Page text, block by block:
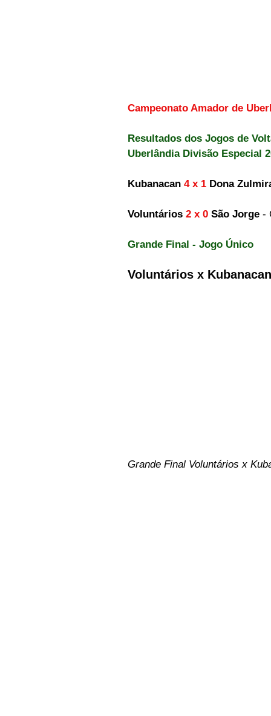
Campeonato Amador de
Resultados dos Jogos de
Uberlândia Divisão Especial
Kubanacan 4 x 1 Dona
Voluntários 2 x 0 São Jorge -
Grande Final - Jogo Único
Voluntários x Kubanacan
Grande Final Voluntários x